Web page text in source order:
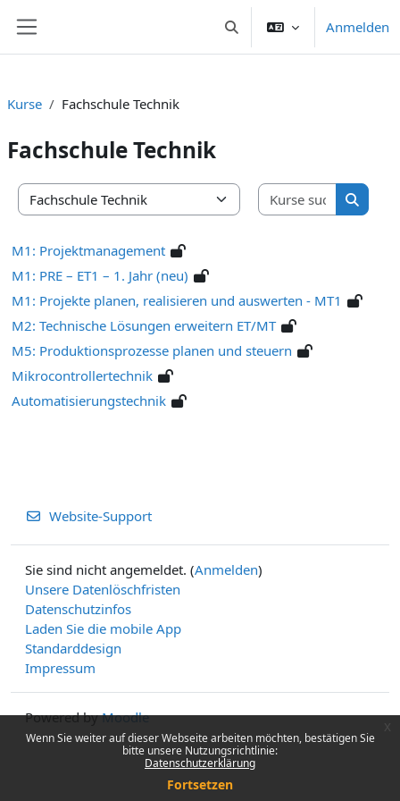
Wenn Sie weiter auf dieser Webseite arbeiten möchten, bestätigen Sie
bitte unsere Nutzungsrichtlinie:
Datenschutzerklärung
Fortsetzen
Sucheingabe umschalten
Anmelden
Kurse Fachschule Technik
Fachschule Technik
Kursbereiche
Kurse
Kurse
M1: Projektmanagement
M1: PRE – ET1 – 1. Jahr (neu)
M1: Projekte planen, realisieren und auswerten - MT1
M2: Technische Lösungen erweitern ET/MT
M5: Produktionsprozesse planen und steuern
Mikrocontrollertechnik
Automatisierungstechnik
Website-Support
Sie sind nicht angemeldet. (Anmelden)
Unsere Datenlöschfristen
Datenschutzinfos
Laden Sie die mobile App
Standarddesign
Impressum
Powered byMoodle